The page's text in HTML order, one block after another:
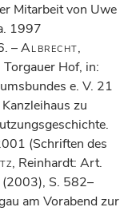
Mitarbeit von Uwe
1997
–Albrecht,
Hof, in:
e. V. 21
zu
(Schriften des
, Reinhardt: Art.
(2003), S. 582–
am Vorabend zur